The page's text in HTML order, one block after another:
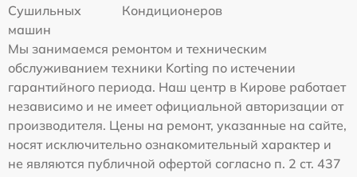
Сушильных
машин
Кондиционеров
Мы занимаемся ремонтом и техническим
обслуживанием техники Korting по истечении
гарантийного периода. Наш центр в Кирове работает
независимо и не имеет официальной авторизации от
производителя. Цены на ремонт, указанные на сайте,
носят исключительно ознакомительный характер и
не являются публичной офертой согласно п. 2 ст. 437